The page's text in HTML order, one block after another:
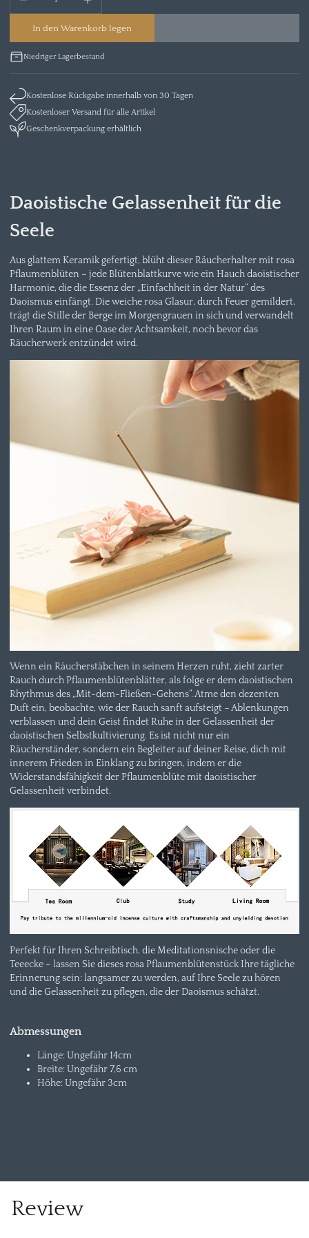
In den Warenkorb legen
Niedriger Lagerbestand
Kostenlose Rückgabe innerhalb von 30 Tagen
Kostenloser Versand für alle Artikel
Geschenkverpackung erhältlich
Daoistische Gelassenheit für die
Seele
Aus glattem Keramik gefertigt, blüht dieser Räucherhalter mit rosa
Pflaumenblüten – jede Blütenblattkurve wie ein Hauch daoistischer
Harmonie, die die Essenz der „Einfachheit in der Natur“ des
Daoismus einfängt. Die weiche rosa Glasur, durch Feuer gemildert,
trägt die Stille der Berge im Morgengrauen in sich und verwandelt
Ihren Raum in eine Oase der Achtsamkeit, noch bevor das
Räucherwerk entzündet wird.
Wenn ein Räucherstäbchen in seinem Herzen ruht, zieht zarter
Rauch durch Pflaumenblütenblätter, als folge er dem daoistischen
Rhythmus des „Mit-dem-Fließen-Gehens“. Atme den dezenten
Duft ein, beobachte, wie der Rauch sanft aufsteigt – Ablenkungen
verblassen und dein Geist findet Ruhe in der Gelassenheit der
daoistischen Selbstkultivierung. Es ist nicht nur ein
Räucherständer, sondern ein Begleiter auf deiner Reise, dich mit
innerem Frieden in Einklang zu bringen, indem er die
Widerstandsfähigkeit der Pflaumenblüte mit daoistischer
Gelassenheit verbindet.
Perfekt für Ihren Schreibtisch, die Meditationsnische oder die
Teeecke – lassen Sie dieses rosa Pflaumenblütenstück Ihre tägliche
Erinnerung sein: langsamer zu werden, auf Ihre Seele zu hören
und die Gelassenheit zu pflegen, die der Daoismus schätzt.
Abmessungen
Länge: Ungefähr 14cm
Breite: Ungefähr 7,6 cm
Höhe: Ungefähr 3cm
Review